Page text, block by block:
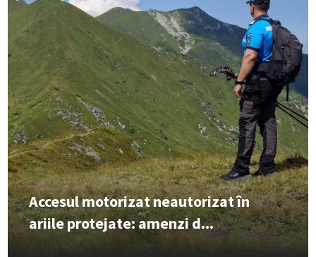
Accesul motorizat neautorizat în
ariile protejate: amenzi d...